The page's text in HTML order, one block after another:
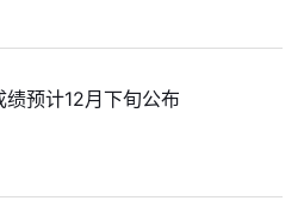
预计12月下旬公布